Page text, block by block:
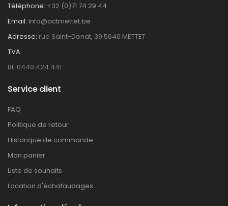
Téléphone: +32 (0)71 74 29 44
Email: info@actmettet.be
Adresse: rue Saint-Donat, 39 5640 METTET
TVA:
BE 0440.424.441
Service client
FAQ
Politique de retour
Historique de commande
Mon panier
Liste de souhaits
Location d'échafaudages